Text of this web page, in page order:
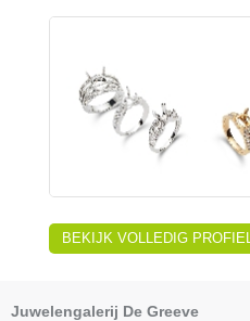
BEKIJK VOLLEDIG PROFIEL
Juwelengalerij De Greeve